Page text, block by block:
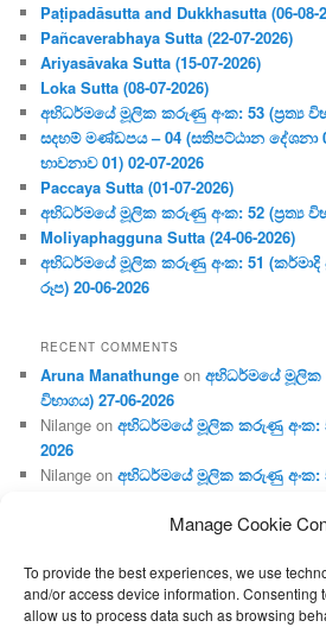
Manage Cookie
To provide the best experiences, we use
and/or access device information. Consenting
allow us to process data such as browsing
Paṭipadāsutta and Dukkhasutta (06-08-
Pañcaverabhaya Sutta (22-07-2026)
Ariyasāvaka Sutta (15-07-2026)
Loka Sutta (08-07-2026)
අභිධර්මයේ මූලික කරුණු අංක: 53 (ප්‍ර‍ත්‍ය
සදහම් මණ්ඩපය – 04 (සතිපට්ඨාන දේශනා
භාවනාව 01) 02-07-2026
Paccaya Sutta (01-07-2026)
අභිධර්මයේ මූලික කරුණු අංක: 52 (ප්‍ර‍ත්‍ය
Moliyaphagguna Sutta (24-06-2026)
අභිධර්මයේ මූලික කරුණු අංක: 51 (කර්මාදි
රූප) 20-06-2026
RECENT COMMENTS
Aruna Manathunge onඅභිධර්මයේ මූලික
විභාගය) 27-06-2026
Nilange onඅභිධර්මයේ මූලික කරුණු අංක:
2026
Nilange onඅභිධර්මයේ මූලික කරුණු අංක:
Aruna Manathungeonඅභිධර්මයේ මූලික
Gunaratneonඅභිධර්මයේ මූලික කරුණු
ආහාර රූප) 02-05-2026